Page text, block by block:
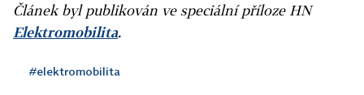
Článek byl publikován ve speciální příloze HN
Elektromobilita.
#elektromobilita